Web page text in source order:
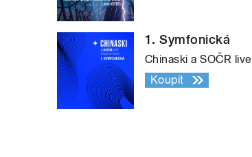
1. Symfonická
Chinaski a SOČR live
Koupit